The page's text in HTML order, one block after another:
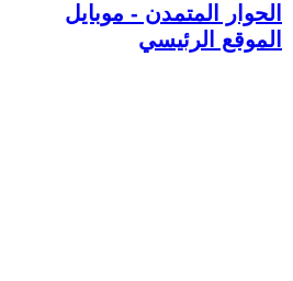
الحوار المتمدن - موبايل
الموقع الرئيسي